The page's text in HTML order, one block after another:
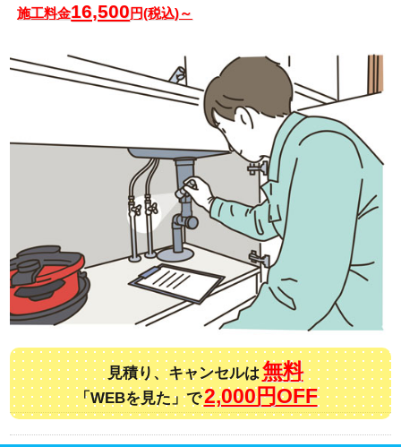
施工料金16,500円(税込)～
見積り、キャンセルは 無料
「WEBを見た」で2,000円OFF